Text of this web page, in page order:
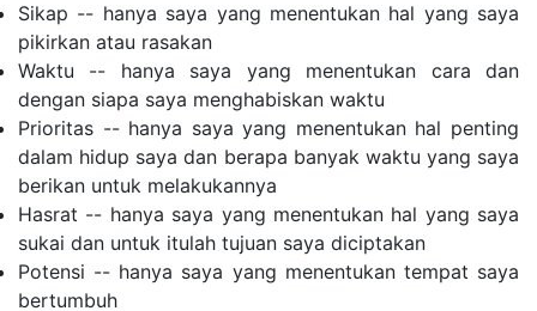
Sikap -- hanya saya yang menentukan hal yang saya
pikirkan atau rasakan
Waktu -- hanya saya yang menentukan cara dan
dengan siapa saya menghabiskan waktu
Prioritas -- hanya saya yang menentukan hal penting
dalam hidup saya dan berapa banyak waktu yang saya
berikan untuk melakukannya
Hasrat -- hanya saya yang menentukan hal yang saya
sukai dan untuk itulah tujuan saya diciptakan
Potensi -- hanya saya yang menentukan tempat saya
bertumbuh